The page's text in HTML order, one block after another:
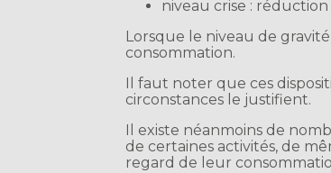
niveau crise :
Lorsque le niveau de
consommation.
Il faut noter que ces
circonstances le justifient.
Il existe néanmoins de
de certaines activités, de
regard de leur